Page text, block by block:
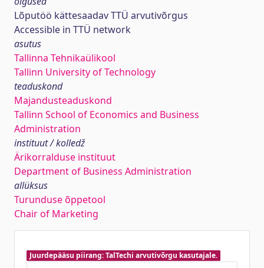
Lõputöö kättesaadav TTÜ arvutivõrgus
Accessible in TTÜ network
asutus
Tallinna Tehnikaülikool
Tallinn University of Technology
teaduskond
Majandusteaduskond
Tallinn School of Economics and Business
Administration
instituut / kolledž
Ärikorralduse instituut
Department of Business Administration
allüksus
Turunduse õppetool
Chair of Marketing
Juurdepääsu piirang: TalTechi arvutivõrgu kasutajale.